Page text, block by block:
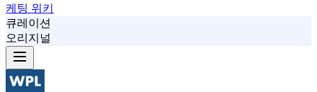
케팅 위키
큐레이션
오리지널